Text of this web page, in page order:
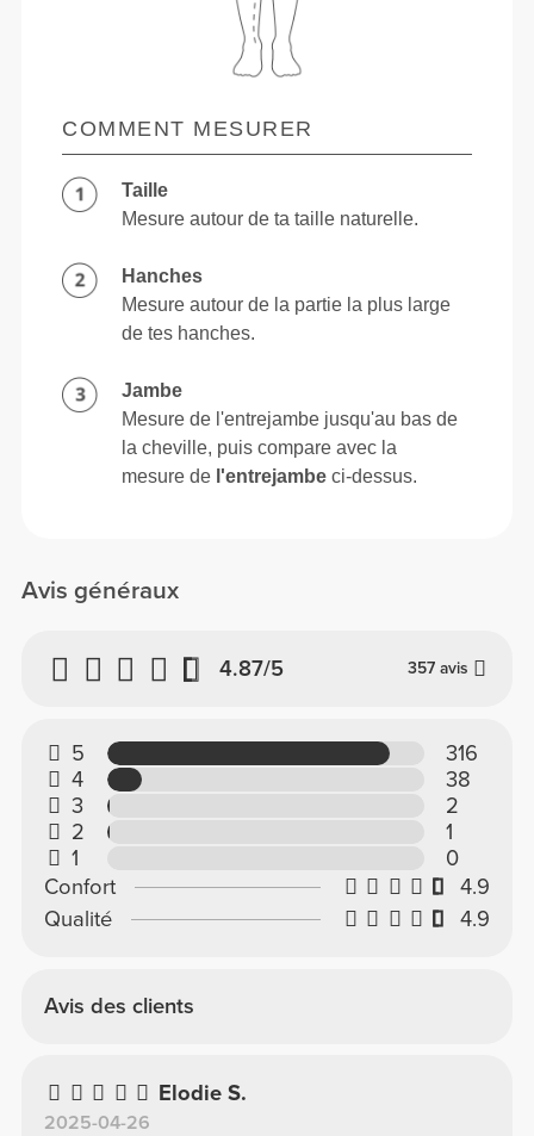
Avis généraux
4.87/5 357 avis
5
316
4
38
3
2
2
1
1
0
Confort
4.9
Qualité
4.9
Avis des clients
Elodie S.
2025-04-26
COMMENT MESURER
Taille
Mesure autour de ta taille naturelle.
Hanches
Mesure autour de la partie la plus large
de tes hanches.
Jambe
Mesure de l'entrejambe jusqu'au bas de
la cheville, puis compare avec la
mesure de l'entrejambe ci-dessus.